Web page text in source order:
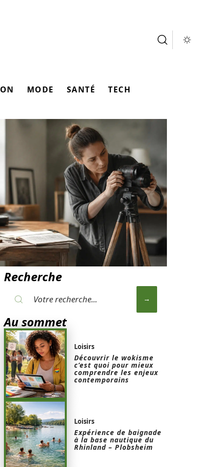
MODE SANTÉ TECH
Recherche
Au sommet
Loisirs
Découvrir le wokisme
c’est quoi pour mieux
comprendre les enjeux
contemporains
Loisirs
Expérience de baignade
à la base nautique du
Rhinland – Plobsheim